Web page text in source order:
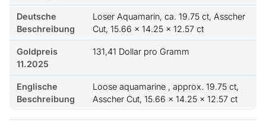
Deutsche
Beschreibung
Loser Aquamarin, ca. 19.75 ct, Asscher
Cut, 15.66 x 14.25 x 12.57 ct
Goldpreis
11.2025
131,41 Dollar pro Gramm
Englische
Beschreibung
Loose aquamarine , approx. 19.75 ct,
Asscher Cut, 15.66 x 14.25 x 12.57 ct